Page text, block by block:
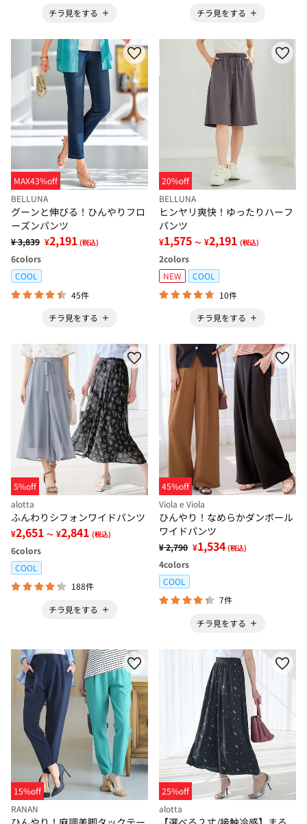
チラ見をする
チラ見をする
MAX43%off
BELLUNA
グーンと伸びる！ひんやりフロ
ーズンパンツ
¥ 3,839 ¥2,191 (税込)
6colors
COOL
45件
チラ見をする
20%off
BELLUNA
ヒンヤリ爽快！ゆったりハーフ
パンツ
¥1,575 ～ ¥2,191 (税込)
2colors
NEW
COOL
10件
チラ見をする
5%off
alotta
ふんわりシフォンワイドパンツ
¥2,651 ～ ¥2,841 (税込)
6colors
COOL
188件
チラ見をする
45%off
Viola e Viola
ひんやり！なめらかダンボール
ワイドパンツ
¥ 2,790 ¥1,534 (税込)
4colors
COOL
7件
チラ見をする
15%off
RANAN
25%off
alotta